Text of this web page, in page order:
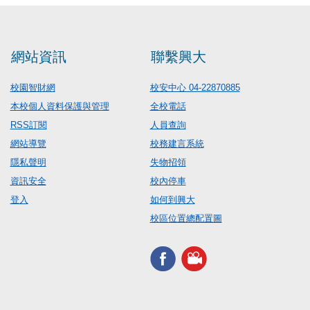
網站資訊
校園智財網
本校個人資料保護與管理
RSS訂閱
網站導覽
隱私聲明
資訊安全
登入
聯繫興大
校安中心 04-22870885
全校電話
人員查詢
校務建言系統
失物招領
校內停車
如何到興大
校區位置總配置圖